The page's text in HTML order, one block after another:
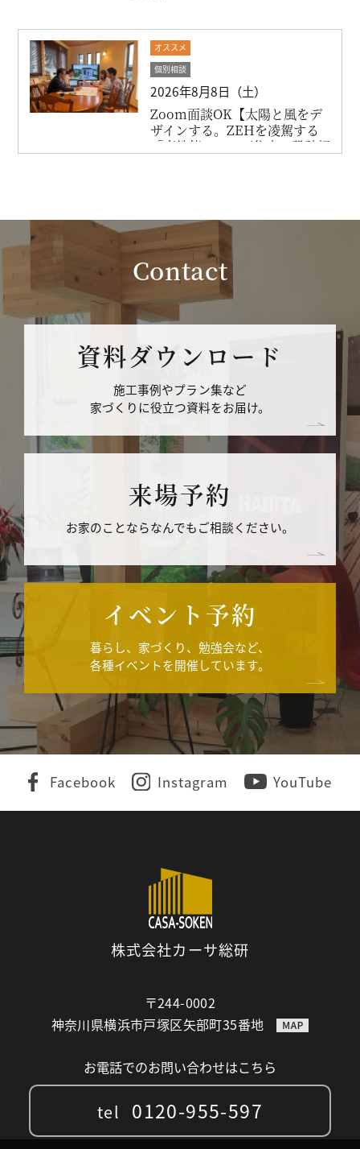
オススメ
個別相談
2026年8月8日（土）
Zoom面談OK【太陽と風をデ
ザインする。ZEHを凌駕する
「高性能パッシブ住宅」設計相
Contact
資料ダウンロード
施工事例やプラン集など
家づくりに役立つ資料をお届け。
来場予約
お家のことならなんでもご相談ください。
イベント予約
暮らし、家づくり、勉強会など、
各種イベントを開催しています。
Facebook Instagram YouTube
株式会社カーサ総研
〒244-0002
神奈川県横浜市戸塚区矢部町35番地
お電話でのお問い合わせはこちら
tel 0120-955-597